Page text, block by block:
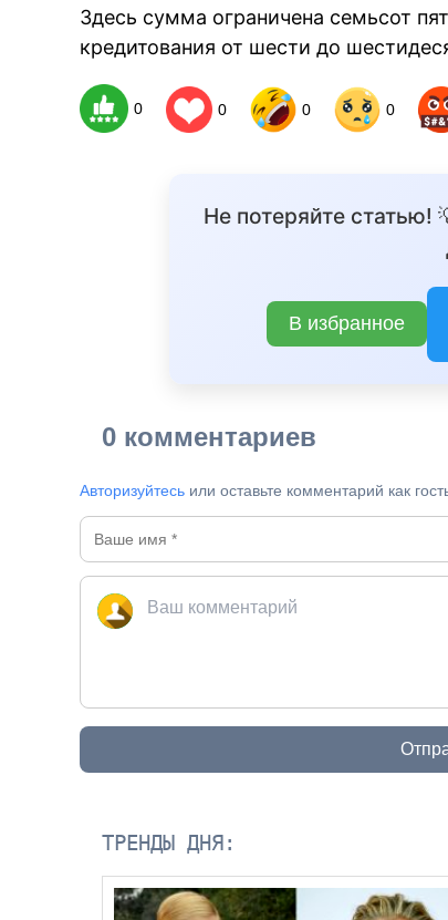
Здесь сумма ограничена семьсот
кредитования от шести до
0 0 0 0
Не потеряйте статью!
В избранное
0 комментариев
Авторизуйтесь или оставьте комментарий как
ТРЕНДЫ ДНЯ: